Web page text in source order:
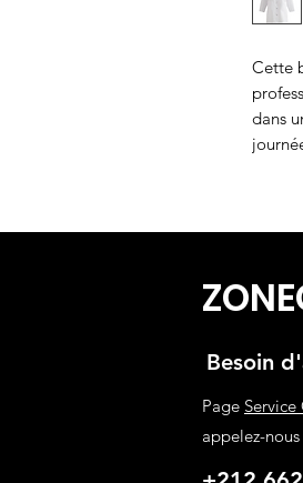
Cette
dans
Besoin
Page
appelez-nous